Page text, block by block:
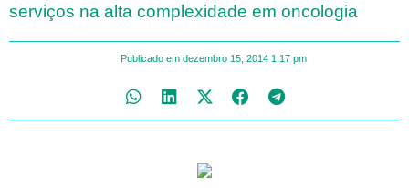
serviços na alta complexidade em oncologia
Publicado em dezembro 15, 2014 1:17 pm